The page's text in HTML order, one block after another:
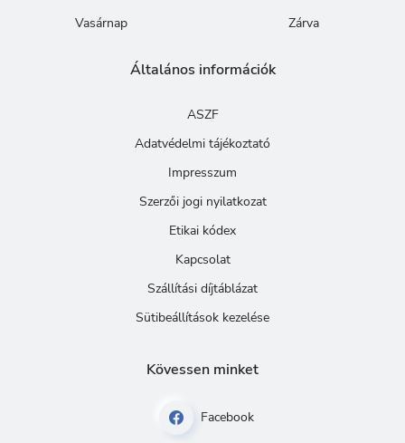
Vasárnap
Zárva
Általános információk
ASZF
Adatvédelmi tájékoztató
Impresszum
Szerzői jogi nyilatkozat
Etikai kódex
Kapcsolat
Szállítási díjtáblázat
Sütibeállítások kezelése
Kövessen minket
Facebook